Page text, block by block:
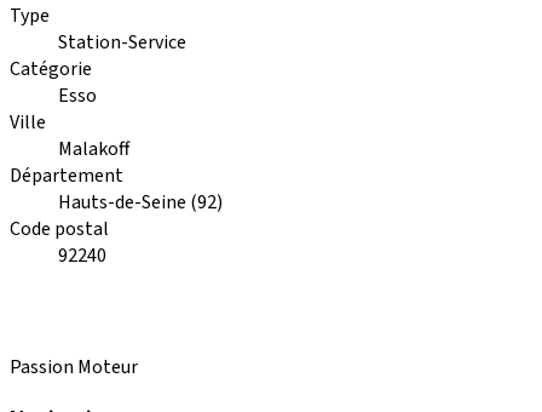
Type
Station-Service
Catégorie
Esso
Ville
Malakoff
Département
Hauts-de-Seine (92)
Code postal
92240
Passion Moteur